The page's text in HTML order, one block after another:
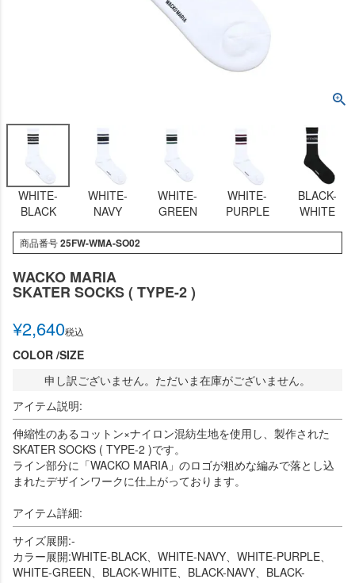
WHITE-
BLACK
WHITE-
NAVY
WHITE-
GREEN
WHITE-
PURPLE
BLACK-
WHITE
商品番号25FW-WMA-SO02
WACKO MARIA
SKATER SOCKS ( TYPE-2 )
¥2,640税込
COLOR SIZE
申し訳ございません。ただいま在庫がございません。
アイテム説明:
伸縮性のあるコットン×ナイロン混紡生地を使用し、製作された
SKATER SOCKS ( TYPE-2 )です。
ライン部分に「WACKO MARIA」のロゴが粗めな編みで落とし込
まれたデザインワークに仕上がっております。
アイテム詳細:
サイズ展開:-
カラー展開:WHITE-BLACK、WHITE-NAVY、WHITE-PURPLE、
WHITE-GREEN、BLACK-WHITE、BLACK-NAVY、BLACK-